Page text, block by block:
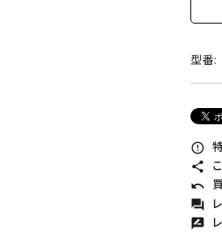
型番:
error_outline
share
undo
forum
rate_review